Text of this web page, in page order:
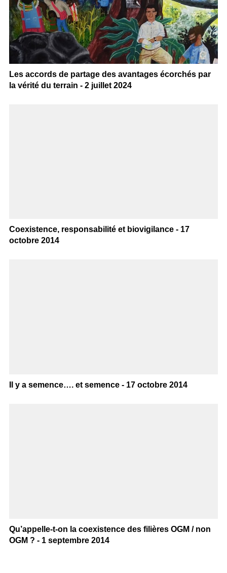
Les accords de partage des avantages écorchés par
la vérité du terrain - 2 juillet 2024
Coexistence, responsabilité et biovigilance - 17
octobre 2014
Il y a semence…. et semence - 17 octobre 2014
Qu’appelle-t-on la coexistence des filières OGM / non
OGM ? - 1 septembre 2014